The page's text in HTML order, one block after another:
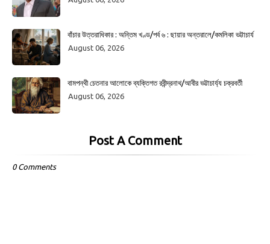
বাঁচার উত্তরাধিকার : অন্তিম খণ্ড/পর্ব ৬ : ছায়ার অন্তরালে/কমলিকা ভট্টাচার্য
August 06, 2026
বামপন্থী চেতনার আলোকে ব্যক্তিগত রবীন্দ্রনাথ/আবীর ভট্টাচার্য্য চক্রবর্তী
August 06, 2026
Post A Comment
0 Comments